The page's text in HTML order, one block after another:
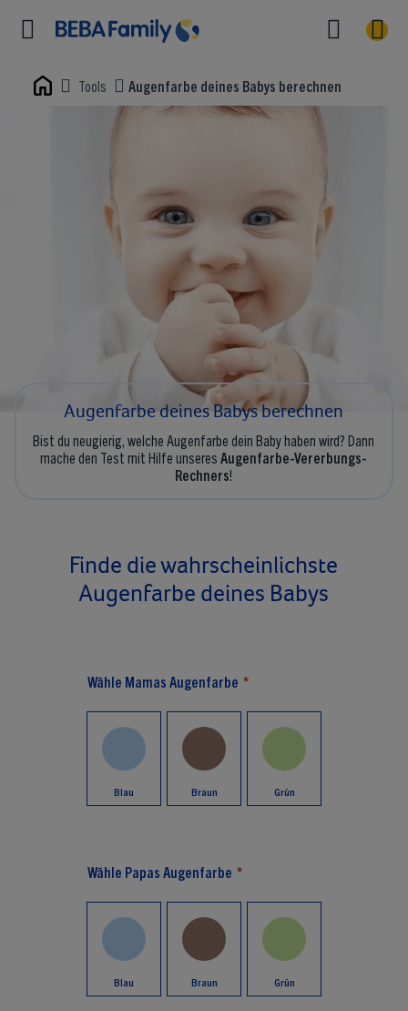
Home Tools Augenfarbe deines Babys berechnen
Augenfarbe deines Babys berechnen
Bist du neugierig, welche Augenfarbe dein Baby haben wird? Dann
mache den Test mit Hilfe unseres Augenfarbe-Vererbungs-
Rechners!
Finde die wahrscheinlichste
Augenfarbe deines Babys
Wähle Mamas Augenfarbe
Blau Braun Grün
Wähle Papas Augenfarbe
Blau Braun Grün